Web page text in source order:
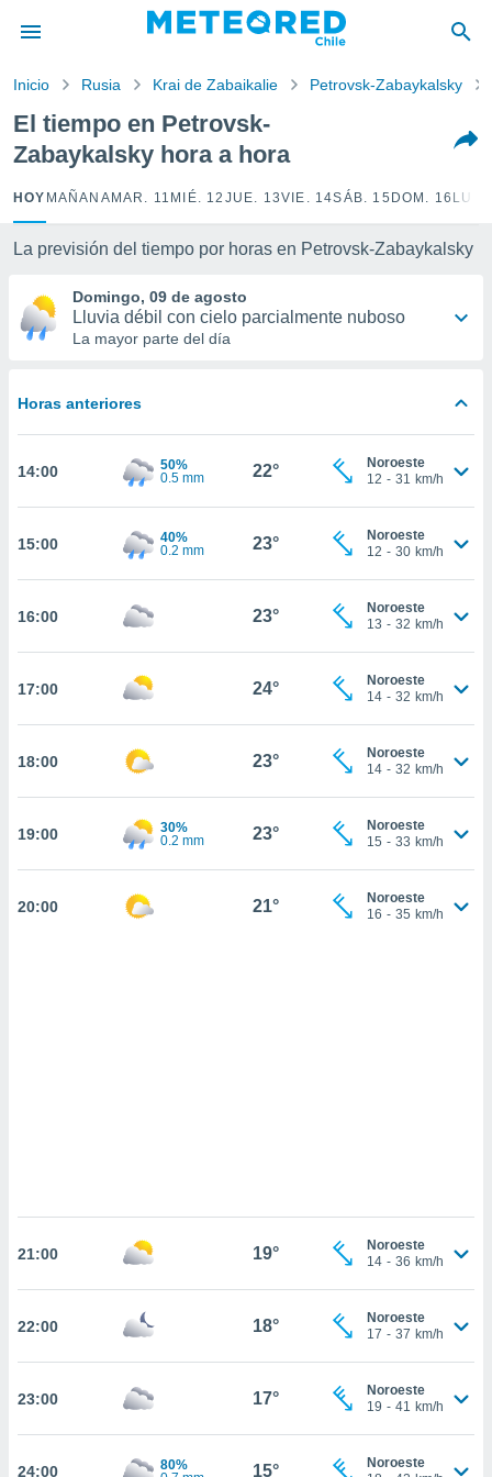
por
para
la
calidad.
a este
las
y
forma
basada
permite
coste.
botón
a la
todas
ya sean
nos
en
perfil
y
de
En
CONTINUAR
Inicio Rusia Krai de Zabaikalie Petrovsk-Zabaykalsky
El tiempo en Petrovsk-
Zabaykalsky hora a hora
HOY MAÑANA MAR. 11 MIÉ. 12 JUE. 13VIE. 14SÁB. 15 DOM. 16
La previsión del tiempo por horas en Petrovsk-Zabaykalsky
Domingo, 09 de agosto
Lluvia débil con cielo parcialmente nuboso
La mayor parte del día
Horas anteriores
14:00
50%
0.5 mm
22°
Noroeste
12 - 31 km/h
15:00
40%
0.2 mm
23°
Noroeste
12 - 30 km/h
16:00 23°
Noroeste
13 - 32 km/h
17:00 24°
Noroeste
14 - 32 km/h
18:00 23°
Noroeste
14 - 32 km/h
19:00
30%
0.2 mm
23°
Noroeste
15 - 33 km/h
20:00 21°
Noroeste
16 - 35 km/h
21:00 19°
Noroeste
14 - 36 km/h
22:00 18°
Noroeste
17 - 37 km/h
23:00 17°
Noroeste
19 - 41 km/h
24:00
80%
15°
Noroeste